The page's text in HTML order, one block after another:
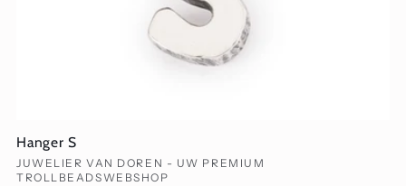
Hanger S
Verkoper:
JUWELIER VAN DOREN - UW PREMIUM
TROLLBEADSWEBSHOP